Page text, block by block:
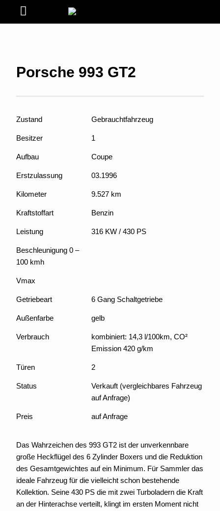
Porsche 993 GT2
Zustand Gebrauchtfahrzeug
Besitzer 1
Aufbau Coupe
Erstzulassung 03.1996
Kilometer 9.527 km
Kraftstoffart Benzin
Leistung 316 KW / 430 PS
Beschleunigung 0 –
100 kmh
Vmax
Getriebeart 6 Gang Schaltgetriebe
Außenfarbe gelb
Verbrauch
kombiniert: 14,3 l/100km, CO²
Emission 420 g/km
Türen 2
Status
Verkauft (vergleichbares Fahrzeug
auf Anfrage)
Preis auf Anfrage
Das Wahrzeichen des 993 GT2 ist der unverkennbare
große Heckflügel des 6 Zylinder Boxers und die Reduktion
des Gesamtgewichtes auf ein Minimum. Für Sammler das
ideale Fahrzeug für die vielleicht schon bestehende
Kollektion. Seine 430 PS die mit zwei Turboladern die Kraft
an der Hinterachse verteilt, klingt im ersten Moment nicht